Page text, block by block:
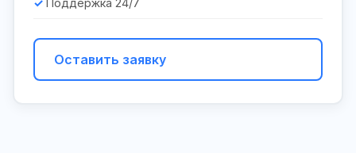
Оставить заявку